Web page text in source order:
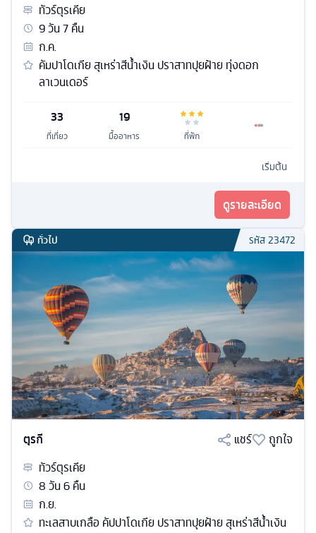
ทัวร์ตุรเคีย
9วัน7คืน
ก.ค.
คัมปาโดเกีย สุเหร่าสีน้ำเงิน ปราสาทปุยฝ้าย ทุ่งดอก
ลาเวนเดอร์
33
ที่เที่ยว
19
มื้ออาหาร ที่พัก
เริ่มต้น
ดูรายละเอียด
ทั่วไป รหัส23472
ตุรกี แชร์
ถูกใจ
ทัวร์ตุรเคีย
8วัน6คืน
ก.ย.
ทะเลสาบเกลือ คัปปาโดเกีย ปราสาทปุยฝ้าย สุเหร่าสีน้ำเงิน